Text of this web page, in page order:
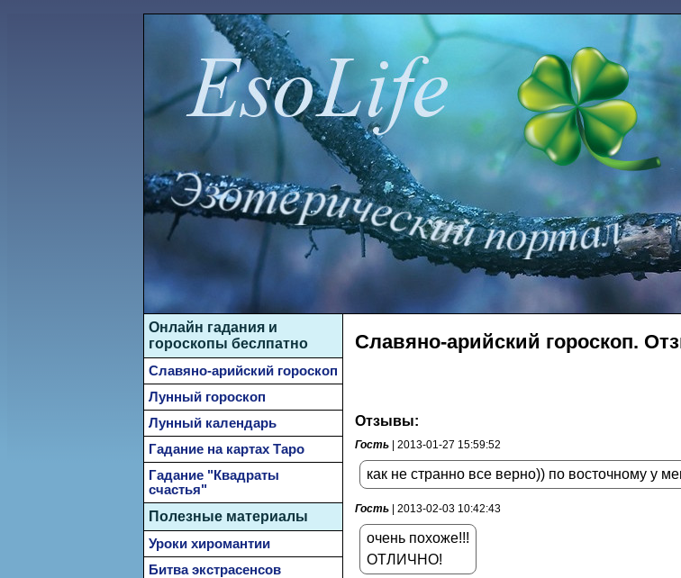
Славяно-арийский гороскоп.
Отзывы:
Гость | 2013-01-27 15:59:52
как не странно все верно)) по восточному у
Гость | 2013-02-03 10:42:43
очень похоже!!!
ОТЛИЧНО!
Онлайн гадания и
гороскопы беслпатно
Славяно-арийский гороскоп
Лунный гороскоп
Лунный календарь
Гадание на картах Таро
Гадание "Квадраты
счастья"
Полезные материалы
Уроки хиромантии
Битва экстрасенсов